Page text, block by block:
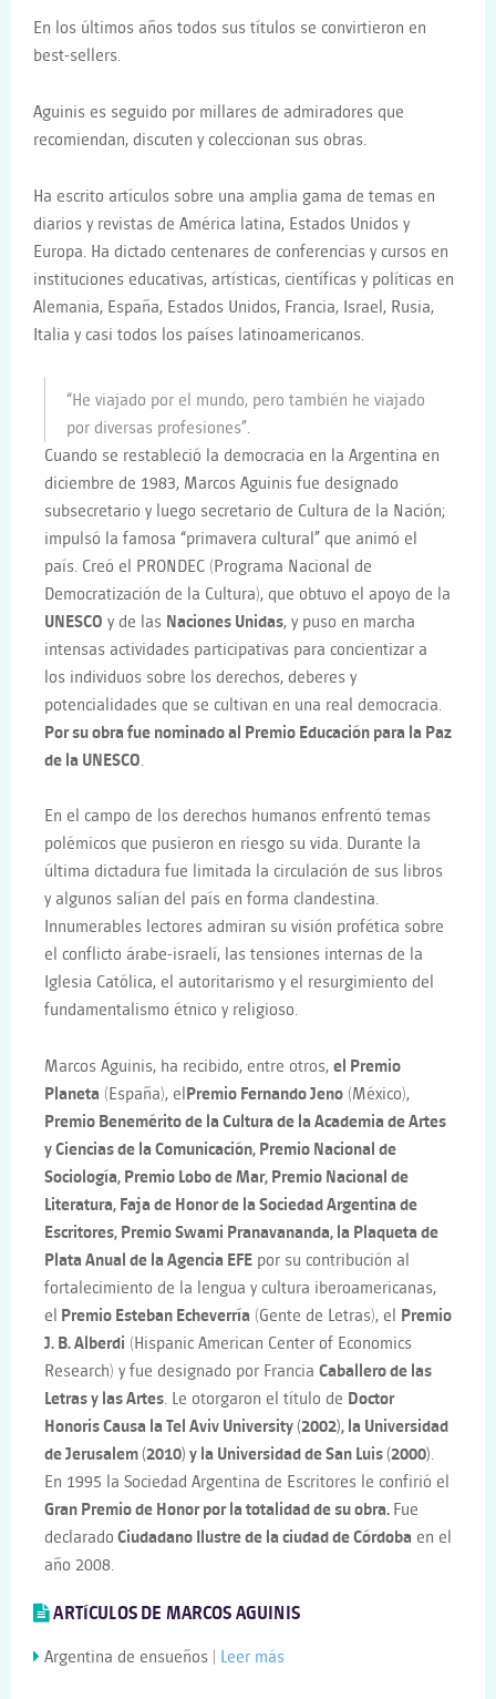
En los últimos años todos sus títulos se convirtieron en
best-sellers.
Aguinis es seguido por millares de admiradores que
recomiendan, discuten y coleccionan sus obras.
Ha escrito artículos sobre una amplia gama de temas en
diarios y revistas de América latina, Estados Unidos y
Europa. Ha dictado centenares de conferencias y cursos en
instituciones educativas, artísticas, científicas y políticas en
Alemania, España, Estados Unidos, Francia, Israel, Rusia,
Italia y casi todos los países latinoamericanos.
“He viajado por el mundo, pero también he viajado
por diversas profesiones”.
Cuando se restableció la democracia en la Argentina en
diciembre de 1983, Marcos Aguinis fue designado
subsecretario y luego secretario de Cultura de la Nación;
impulsó la famosa “primavera cultural” que animó el
país. Creó el PRONDEC (Programa Nacional de
Democratización de la Cultura), que obtuvo el apoyo de la
UNESCO y de las Naciones Unidas, y puso en marcha
intensas actividades participativas para concientizar a
los individuos sobre los derechos, deberes y
potencialidades que se cultivan en una real democracia.
Por su obra fue nominado al Premio Educación para la Paz
de la UNESCO.
En el campo de los derechos humanos enfrentó temas
polémicos que pusieron en riesgo su vida. Durante la
última dictadura fue limitada la circulación de sus libros
y algunos salían del país en forma clandestina.
Innumerables lectores admiran su visión profética sobre
el conflicto árabe-israelí, las tensiones internas de la
Iglesia Católica, el autoritarismo y el resurgimiento del
fundamentalismo étnico y religioso.
Marcos Aguinis, ha recibido, entre otros, el Premio
Planeta (España), el Premio Fernando Jeno (México),
Premio Benemérito de la Cultura de la Academia de Artes
y Ciencias de la Comunicación, Premio Nacional de
Sociología, Premio Lobo de Mar, Premio Nacional de
Literatura, Faja de Honor de la Sociedad Argentina de
Escritores, Premio Swami Pranavananda, la Plaqueta de
Plata Anual de la Agencia EFE por su contribución al
fortalecimiento de la lengua y cultura iberoamericanas,
el
Premio Esteban Echeverría (Gente de Letras), el
Premio
J. B. Alberdi (Hispanic American Center of Economics
Research) y fue designado por Francia Caballero de las
Letras y las Artes. Le otorgaron el título de Doctor
Honoris Causa la Tel Aviv University (2002), la Universidad
de Jerusalem (2010) y la Universidad de San Luis (2000).
En 1995 la Sociedad Argentina de Escritores le confirió el
Gran Premio de Honor por la totalidad de su obra. Fue
declarado Ciudadano Ilustre de la ciudad de Córdoba en el
año 2008.
ARTÍCULOS DE MARCOS AGUINIS
Argentina de ensueños | Leer más